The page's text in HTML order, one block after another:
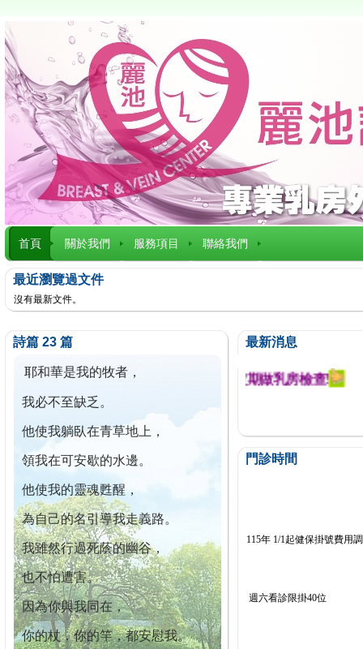
首頁 關於我們 服務項目 聯絡我們
最近瀏覽過文件
沒有最新文件。
詩篇 23 篇
耶和華是我的牧者，
我必不至缺乏。
他使我躺臥在青草地上，
領我在可安歇的水邊。
他使我的靈魂甦醒，
為自己的名引導我走義路。
我雖然行過死蔭的幽谷，
也不怕遭害。
因為你與我同在，
你的杖，你的竿，都安慰我。
最新消息
今已篩檢出1700位乳癌患者,提醒您定期做乳房檢查!
門診時間
115年 1/1起健保掛號費用
週六看診限掛40位